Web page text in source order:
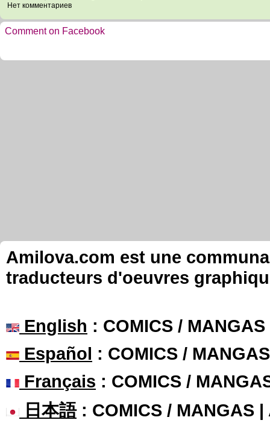
Нет комментариев
Comment on Facebook
Amilova.com est une
traducteurs d'oeuvres
English : COMICS /
Español : COMICS /
Français : COMICS /
日本語: COMICS / MANGAS |